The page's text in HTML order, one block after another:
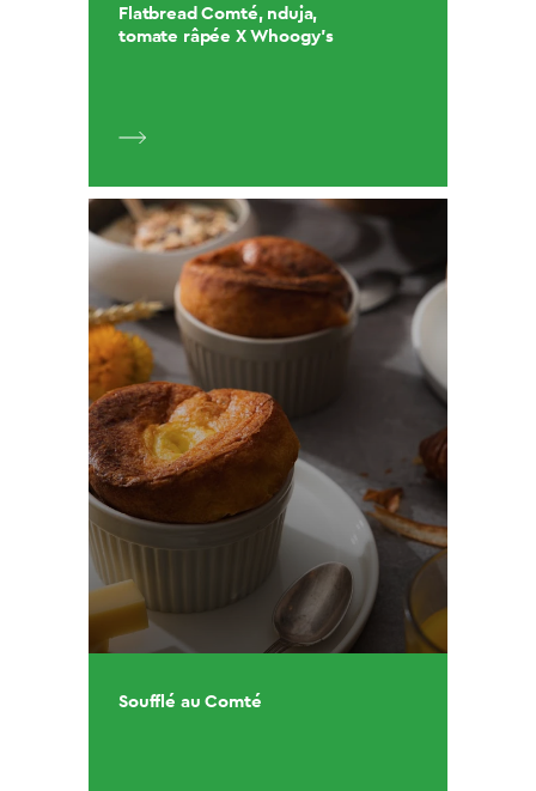
Flatbread Comté, nduja,
tomate râpée X Whoogy’s
Soufflé au Comté